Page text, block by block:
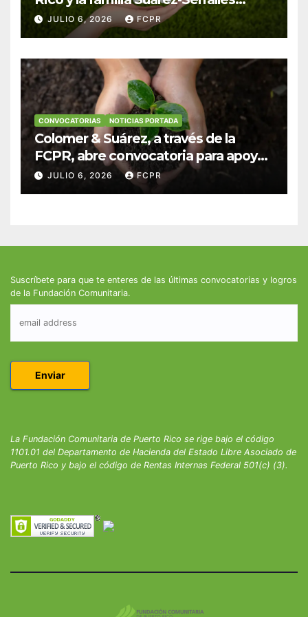
anuncian convocatoria para
fortalecer hogares y albergues
JULIO 6, 2026 FCPR
CONVOCATORIAS NOTICIAS PORTADA
Colomer & Suárez, a través de la
FCPR, abre convocatoria para apoyar
proyectos de seguridad alimentaria
JULIO 6, 2026 FCPR
Suscríbete para que te enteres de las últimas convocatorias y logros
de la Fundación Comunitaria.
La Fundación Comunitaria de Puerto Rico se rige bajo el código
1101.01 del Departamento de Hacienda del Estado Libre Asociado de
Puerto Rico y bajo el código de Rentas Internas Federal 501(c) (3).